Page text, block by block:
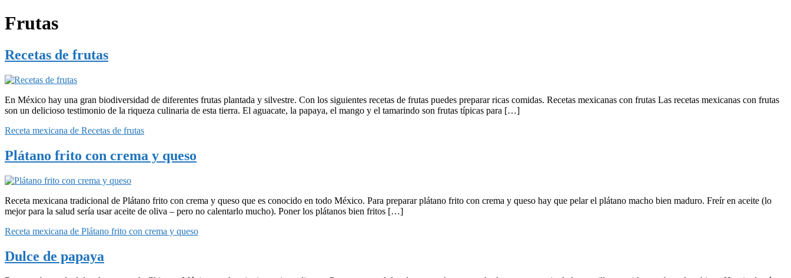
Frutas
Recetas de frutas
En México hay una gran biodiversidad de diferentes frutas plantada y silvestre. Con los siguientes recetas de frutas puedes preparar ricas comidas. Recetas mexicanas con frutas Las recetas mexicanas con frutas
son un delicioso testimonio de la riqueza culinaria de esta tierra. El aguacate, la papaya, el mango y el tamarindo son frutas típicas para […]
Receta mexicana de Recetas de frutas
Plátano frito con crema y queso
Receta mexicana tradicional de Plátano frito con crema y queso que es conocido en todo México. Para preparar plátano frito con crema y queso hay que pelar el plátano macho bien maduro. Freír en aceite (lo
mejor para la salud sería usar aceite de oliva – pero no calentarlo mucho). Poner los plátanos bien fritos […]
Receta mexicana de Plátano frito con crema y queso
Dulce de papaya